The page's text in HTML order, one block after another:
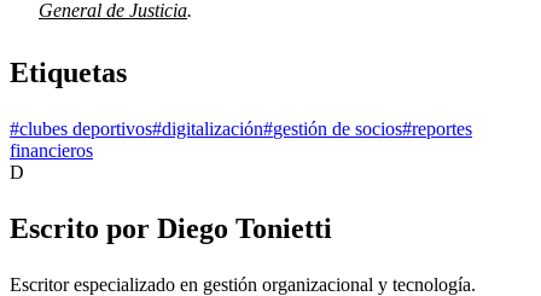
General de Justicia.
Etiquetas
#clubes deportivos#digitalización#gestión de socios#reportes
financieros
D
Escrito por Diego Tonietti
Escritor especializado en gestión organizacional y tecnología.